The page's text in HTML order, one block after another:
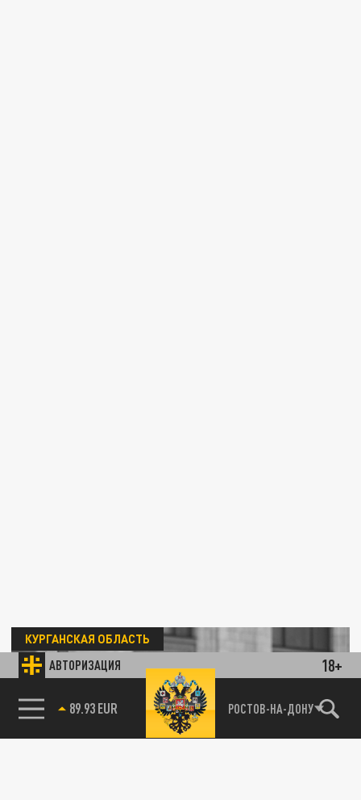
АВТОРИЗАЦИЯ 18+
89.93 EUR РОСТОВ-НА-ДОНУ
КУРГАНСКАЯ ОБЛАСТЬ